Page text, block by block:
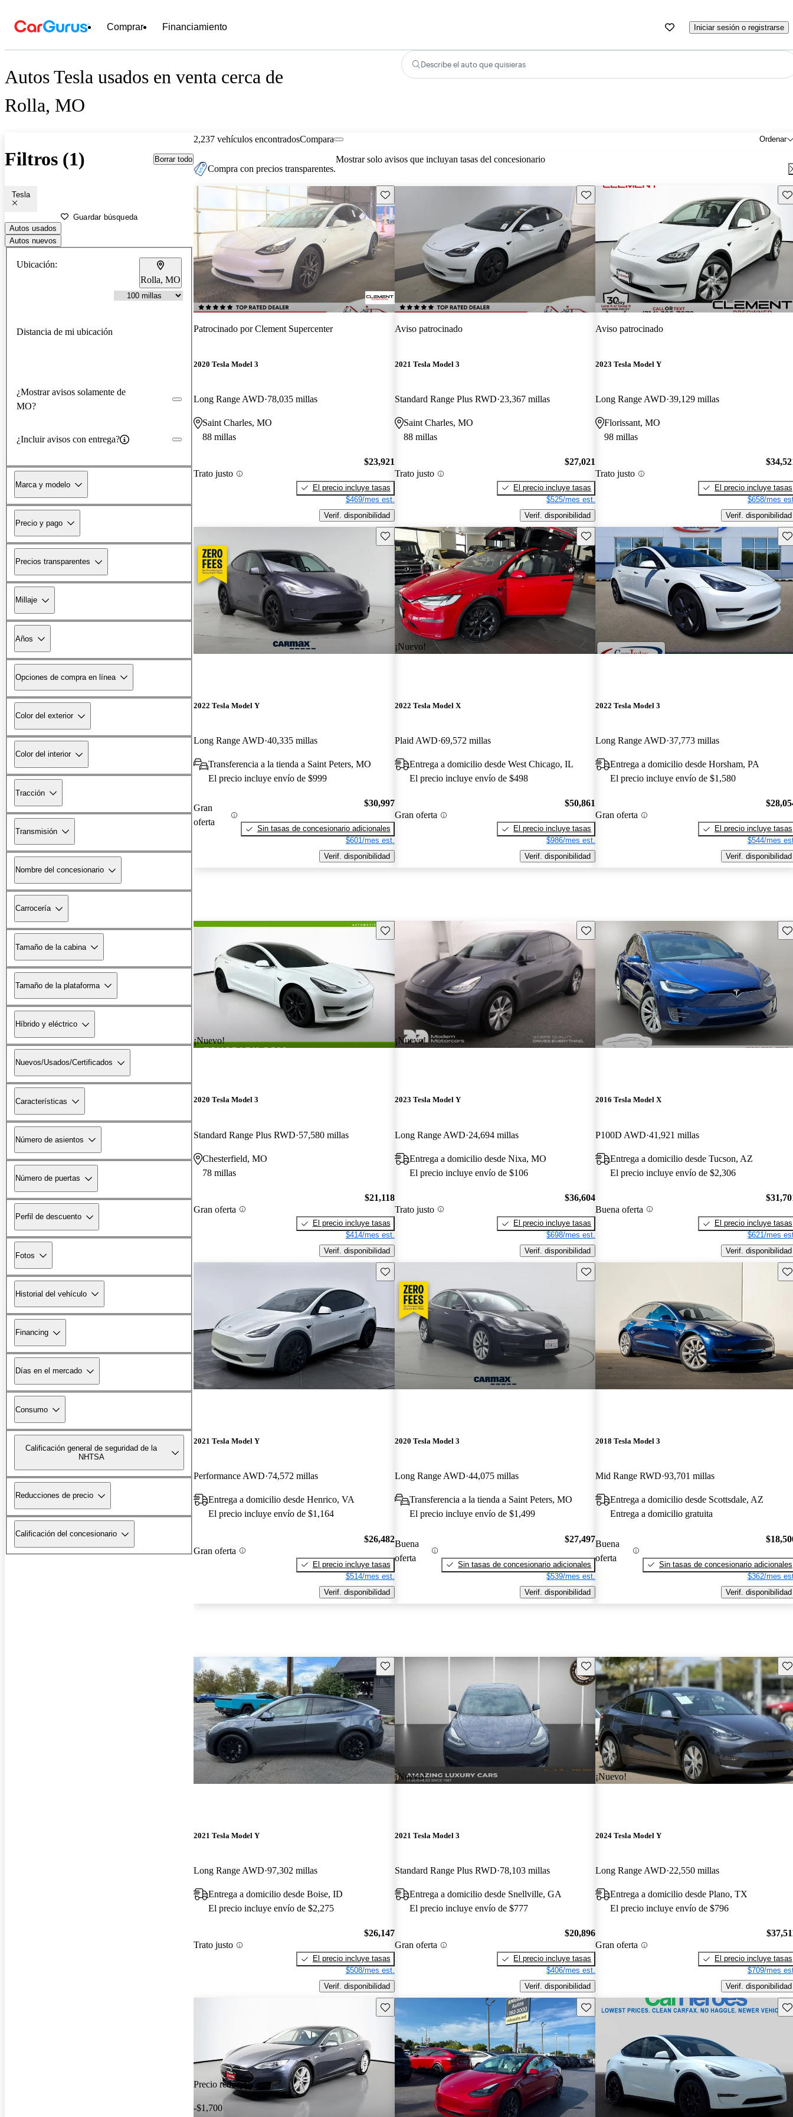
Comprar Financiamiento Iniciar sesión o registrarse
Autos Tesla usados en venta cerca de
Rolla, MO
Describe el auto que quisieras
Filtros (1) Borrar todo
Tesla
Guardar búsqueda
Autos usados
Autos nuevos
Ubicación:
Rolla, MO
Distancia de mi ubicación
¿Mostrar avisos solamente de
MO?
¿Incluir avisos con entrega?
Marca y modelo
Precio y pago
Precios transparentes
Millaje
Años
Opciones de compra en línea
Color del exterior
Color del interior
Tracción
Transmisión
Nombre del concesionario
Carrocería
Tamaño de la cabina
Tamaño de la plataforma
Híbrido y eléctrico
Nuevos/Usados/Certificados
Características
Número de asientos
Número de puertas
Perfil de descuento
Fotos
Historial del vehículo
Financing
Días en el mercado
Consumo
Calificación general de seguridad de la
NHTSA
Reducciones de precio
Calificación del concesionario
2,237 vehículos encontrados Ordenar
Compara
Compra con precios transparentes.
Mostrar solo avisos que incluyan tasas del concesionario
Guarda este Aviso
Patrocinado porClement Supercenter
2020 Tesla Model 3
Long Range AWD 78,035 millas
Saint Charles, MO
88 millas
Trato justo
$23,921
El precio incluye tasas
$469/mes est.
Verif. disponibilidad
Guarda este Aviso
Aviso patrocinado
2021 Tesla Model 3
Standard Range Plus RWD 23,367 millas
Saint Charles, MO
88 millas
Trato justo
$27,021
El precio incluye tasas
$525/mes est.
Verif. disponibilidad
Aviso patrocinado
2023 Tesla Model Y
Long Range AWD 39,129 millas
Florissant, MO
98 millas
Trato justo
El precio incluye tasas
$658/mes
Verif. disponibilidad
Guarda este Aviso
2022 Tesla Model Y
Long Range AWD 40,335 millas
Transferencia a la tienda a Saint Peters, MO
El precio incluye envío de $999
Gran
oferta
$30,997
Sin tasas de concesionario adicionales
$601/mes est.
Verif. disponibilidad
¡Nuevo!
Guarda este Aviso
2022 Tesla Model X
Plaid AWD 69,572 millas
Entrega a domicilio desde West Chicago, IL
El precio incluye envío de $498
Gran oferta
$50,861
El precio incluye tasas
$986/mes est.
Verif. disponibilidad
2022 Tesla Model 3
Long Range AWD 37,773 millas
Entrega a domicilio desde Horsham, PA
El precio incluye envío de $1,580
Gran oferta
El precio incluye tasas
$544/mes
Verif. disponibilidad
¡Nuevo!
Guarda este Aviso
2020 Tesla Model 3
Standard Range Plus RWD 57,580 millas
Chesterfield, MO
78 millas
Gran oferta
$21,118
El precio incluye tasas
$414/mes est.
Verif. disponibilidad
¡Nuevo!
Guarda este Aviso
2023 Tesla Model Y
Long Range AWD 24,694 millas
Entrega a domicilio desde Nixa, MO
El precio incluye envío de $106
Trato justo
$36,604
El precio incluye tasas
$698/mes est.
Verif. disponibilidad
2016 Tesla Model X
P100D AWD 41,921 millas
Entrega a domicilio desde Tucson, AZ
El precio incluye envío de $2,306
Buena oferta
El precio incluye tasas
$621/mes
Verif. disponibilidad
Guarda este Aviso
2021 Tesla Model Y
Performance AWD 74,572 millas
Entrega a domicilio desde Henrico, VA
El precio incluye envío de $1,164
Gran oferta
$26,482
El precio incluye tasas
$514/mes est.
Verif. disponibilidad
Guarda este Aviso
2020 Tesla Model 3
Long Range AWD 44,075 millas
Transferencia a la tienda a Saint Peters, MO
El precio incluye envío de $1,499
Buena
oferta
$27,497
Sin tasas de concesionario adicionales
$539/mes est.
Verif. disponibilidad
2018 Tesla Model 3
Mid Range RWD 93,701 millas
Entrega a domicilio desde Scottsdale, AZ
Entrega a domicilio gratuita
Buena
oferta
Sin tasas de concesionario adicionales
$362/mes
Verif. disponibilidad
Guarda este Aviso
2021 Tesla Model Y
Long Range AWD 97,302 millas
Entrega a domicilio desde Boise, ID
El precio incluye envío de $2,275
Trato justo
$26,147
El precio incluye tasas
$508/mes est.
Verif. disponibilidad
¡Nuevo!
Guarda este Aviso
2021 Tesla Model 3
Standard Range Plus RWD 78,103 millas
Entrega a domicilio desde Snellville, GA
El precio incluye envío de $777
Gran oferta
$20,896
El precio incluye tasas
$406/mes est.
Verif. disponibilidad
¡Nuevo!
2024 Tesla Model Y
Long Range AWD 22,550 millas
Entrega a domicilio desde Plano, TX
El precio incluye envío de $796
Gran oferta
El precio incluye tasas
$709/mes
Verif. disponibilidad
Precio reducido
-$1,700
Guarda este Aviso Guarda este Aviso